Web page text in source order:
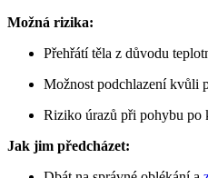
Možná rizika:
Přehřátí těla z důvodu
Možnost podchlazení kvůli
Riziko úrazů při pohybu po
Jak jim předcházet: